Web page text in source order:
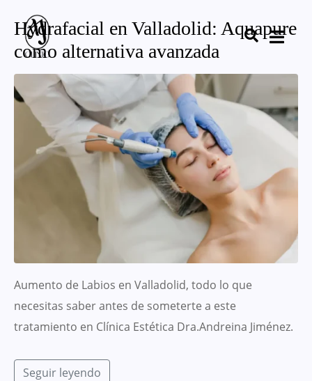
Hydrafacial en Valladolid: Aquapure
como alternativa avanzada
Aumento de Labios en Valladolid, todo lo que
necesitas saber antes de someterte a este
tratamiento en Clínica Estética Dra.Andreina Jiménez.
Seguir leyendo